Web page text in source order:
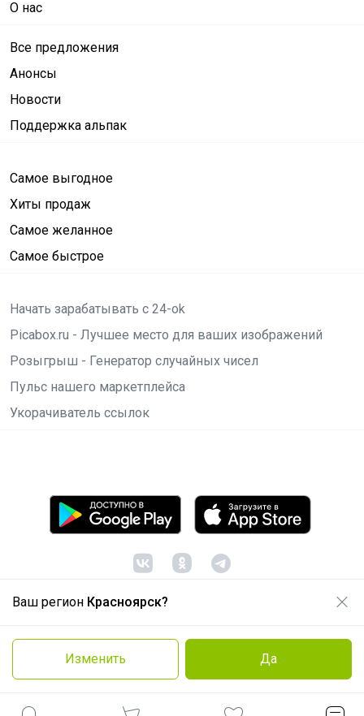
Ваш регион Красноярск?
Изменить Да
О нас
Все предложения
Анонсы
Новости
Поддержка альпак
Самое выгодное
Хиты продаж
Самое желанное
Самое быстрое
Начать зарабатывать с 24-ok
Picabox.ru - Лучшее место для ваших изображений
Розыгрыш - Генератор случайных чисел
Пульс нашего маркетплейса
Укорачиватель ссылок
© ООО "Лявита", ОГРН 1122468054070, 2012 -2026
Политика конфиденциальности
Cоглашение пользователя